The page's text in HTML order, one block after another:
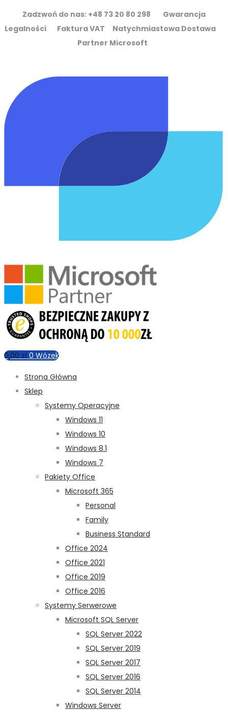
Zadzwoń do nas: +48 73 20 80 298 Gwarancja
Legalności Faktura VAT Natychmiastowa Dostawa
Partner Microsoft
0,00 zł 0 Wózek
Strona Główna
Sklep
Systemy Operacyjne
Windows 11
Windows 10
Windows 8.1
Windows 7
Pakiety Office
Microsoft 365
Personal
Family
Business Standard
Office 2024
Office 2021
Office 2019
Office 2016
Systemy Serwerowe
Microsoft SQL Server
SQL Server 2022
SQL Server 2019
SQL Server 2017
SQL Server 2016
SQL Server 2014
Windows Server